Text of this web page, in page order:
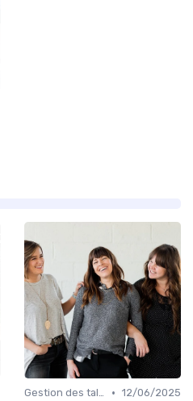
Gestion des talents IT • 12/06/2025